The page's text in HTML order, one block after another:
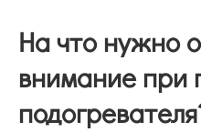
На что нужно
внимание при